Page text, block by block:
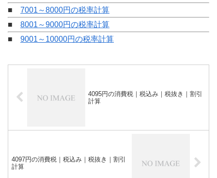
■ 7001～8000円の税率計算
■ 8001～9000円の税率計算
■ 9001～10000円の税率計算
4095円の消費税｜税込み｜税抜き｜割引
計算
4097円の消費税｜税込み｜税抜き｜割引
計算